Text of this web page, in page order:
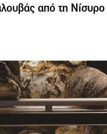
από τη Νίσυρο